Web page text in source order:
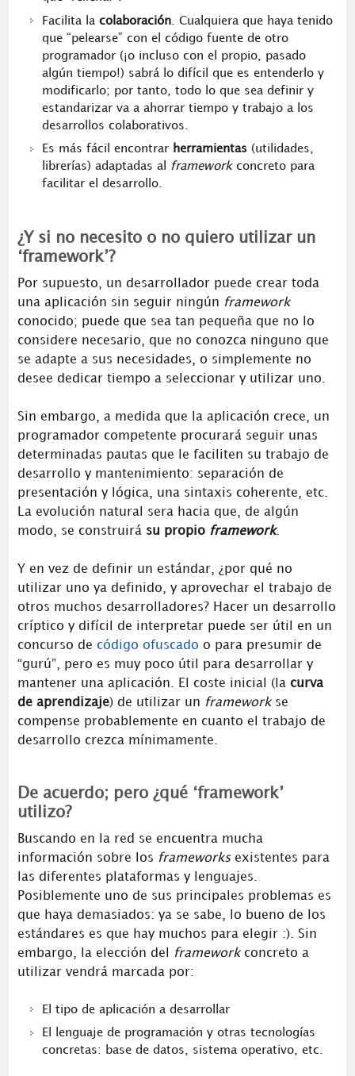
Facilita la colaboración. Cualquiera que haya tenido
que “pelearse” con el código fuente de otro
programador (¡o incluso con el propio, pasado
algún tiempo!) sabrá lo difícil que es entenderlo y
modificarlo; por tanto, todo lo que sea definir y
estandarizar va a ahorrar tiempo y trabajo a los
desarrollos colaborativos.
Es más fácil encontrar herramientas (utilidades,
librerías) adaptadas al framework concreto para
facilitar el desarrollo.
¿Y si no necesito o no quiero utilizar un
‘framework’?
Por supuesto, un desarrollador puede crear toda
una aplicación sin seguir ningún framework
conocido; puede que sea tan pequeña que no lo
considere necesario, que no conozca ninguno que
se adapte a sus necesidades, o simplemente no
desee dedicar tiempo a seleccionar y utilizar uno.
Sin embargo, a medida que la aplicación crece, un
programador competente procurará seguir unas
determinadas pautas que le faciliten su trabajo de
desarrollo y mantenimiento: separación de
presentación y lógica, una sintaxis coherente, etc.
La evolución natural sera hacia que, de algún
modo, se construirá su propio framework.
Y en vez de definir un estándar, ¿por qué no
utilizar uno ya definido, y aprovechar el trabajo de
otros muchos desarrolladores? Hacer un desarrollo
críptico y difícil de interpretar puede ser útil en un
concurso de código ofuscado o para presumir de
“gurú”, pero es muy poco útil para desarrollar y
mantener una aplicación. El coste inicial (la curva
de aprendizaje) de utilizar un framework se
compense probablemente en cuanto el trabajo de
desarrollo crezca mínimamente.
De acuerdo; pero ¿qué ‘framework’
utilizo?
Buscando en la red se encuentra mucha
información sobre los frameworks existentes para
las diferentes plataformas y lenguajes.
Posiblemente uno de sus principales problemas es
que haya demasiados: ya se sabe, lo bueno de los
estándares es que hay muchos para elegir :). Sin
embargo, la elección del
framework concreto a
utilizar vendrá marcada por:
El tipo de aplicación a desarrollar
El lenguaje de programación y otras tecnologías
concretas: base de datos, sistema operativo, etc.